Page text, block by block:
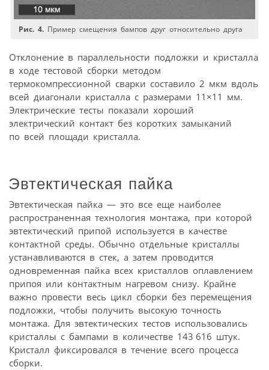
Рис. 4. Пример смещения бампов друг относительно друга
Отклонение в параллельности подложки и кристалла
в ходе тестовой сборки методом
термокомпрессионной сварки составило 2 мкм вдоль
всей диагонали кристалла с размерами 11×11 мм.
Электрические тесты показали хороший
электрический контакт без коротких замыканий
по всей площади кристалла.
Эвтектическая пайка
Эвтектическая пайка — это все еще наиболее
распространенная технология монтажа, при которой
эвтектический припой используется в качестве
контактной среды. Обычно отдельные кристаллы
устанавливаются в стек, а затем проводится
одновременная пайка всех кристаллов оплавлением
припоя или контактным нагревом снизу. Крайне
важно провести весь цикл сборки без перемещения
подложки, чтобы получить высокую точность
монтажа. Для эвтектических тестов использовались
кристаллы с бампами в количестве 143 616 штук.
Кристалл фиксировался в течение всего процесса
сборки.